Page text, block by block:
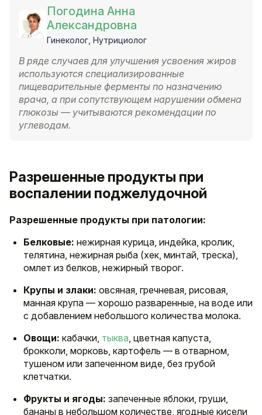
Погодина Анна
Александровна
Гинеколог, Нутрициолог
В ряде случаев для улучшения усвоения жиров
используются специализированные
пищеварительные ферменты по назначению
врача, а при сопутствующем нарушении обмена
глюкозы — учитываются рекомендации по
углеводам.
Разрешенные продукты при
воспалении поджелудочной
Разрешенные продукты при патологии:
Белковые: нежирная курица, индейка, кролик,
телятина, нежирная рыба (хек, минтай, треска),
омлет из белков, нежирный творог.
Крупы и злаки: овсяная, гречневая, рисовая,
манная крупа — хорошо разваренные, на воде или
с добавлением небольшого количества молока.
Овощи: кабачки, тыква, цветная капуста,
брокколи, морковь, картофель — в отварном,
тушеном или запеченном виде, без грубой
клетчатки.
Фрукты и ягоды: запеченные яблоки, груши,
бананы в небольшом количестве, ягодные кисели